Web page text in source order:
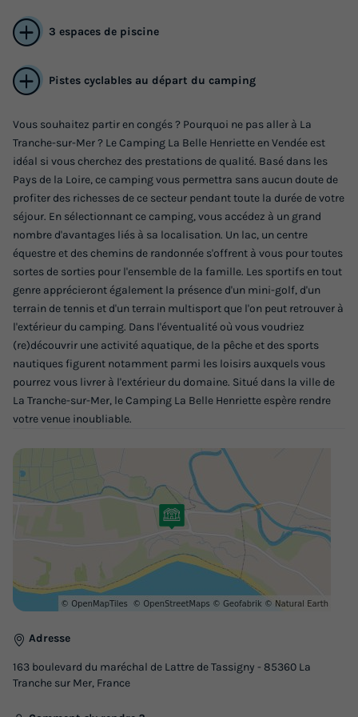
MOBILHOME 2 personnes - CONFORT 1
CHAMBRE
Surface
20m²
Adultes
2
Chambres
1
Salle de bain
1
Terrasse semi-couverte Animaux autorisés * Cafetière
MOBILHOME 2 personnes - CONFORT 1 CHAMBRE
du29/08/2026au05/09/2026
Modifier les dates
Voir les logements
3 espaces de piscine
Pistes cyclables au départ du camping
Vous souhaitez partir en congés ? Pourquoi ne pas aller à La
Tranche-sur-Mer ? Le Camping La Belle Henriette en Vendée est
idéal si vous cherchez des prestations de qualité. Basé dans les
Pays de la Loire, ce camping vous permettra sans aucun doute de
profiter des richesses de ce secteur pendant toute la durée de votre
séjour. En sélectionnant ce camping, vous accédez à un grand
nombre d'avantages liés à sa localisation. Un lac, un centre
équestre et des chemins de randonnée s'offrent à vous pour toutes
sortes de sorties pour l'ensemble de la famille. Les sportifs en tout
genre apprécieront également la présence d'un mini-golf, d'un
terrain de tennis et d'un terrain multisport que l'on peut retrouver à
l'extérieur du camping. Dans l'éventualité où vous voudriez
(re)découvrir une activité aquatique, de la pêche et des sports
nautiques figurent notamment parmi les loisirs auxquels vous
pourrez vous livrer à l'extérieur du domaine. Situé dans la ville de
La Tranche-sur-Mer, le Camping La Belle Henriette espère rendre
votre venue inoubliable.
Adresse
163 boulevard du maréchal de Lattre de Tassigny - 85360 La
Tranche sur Mer, France